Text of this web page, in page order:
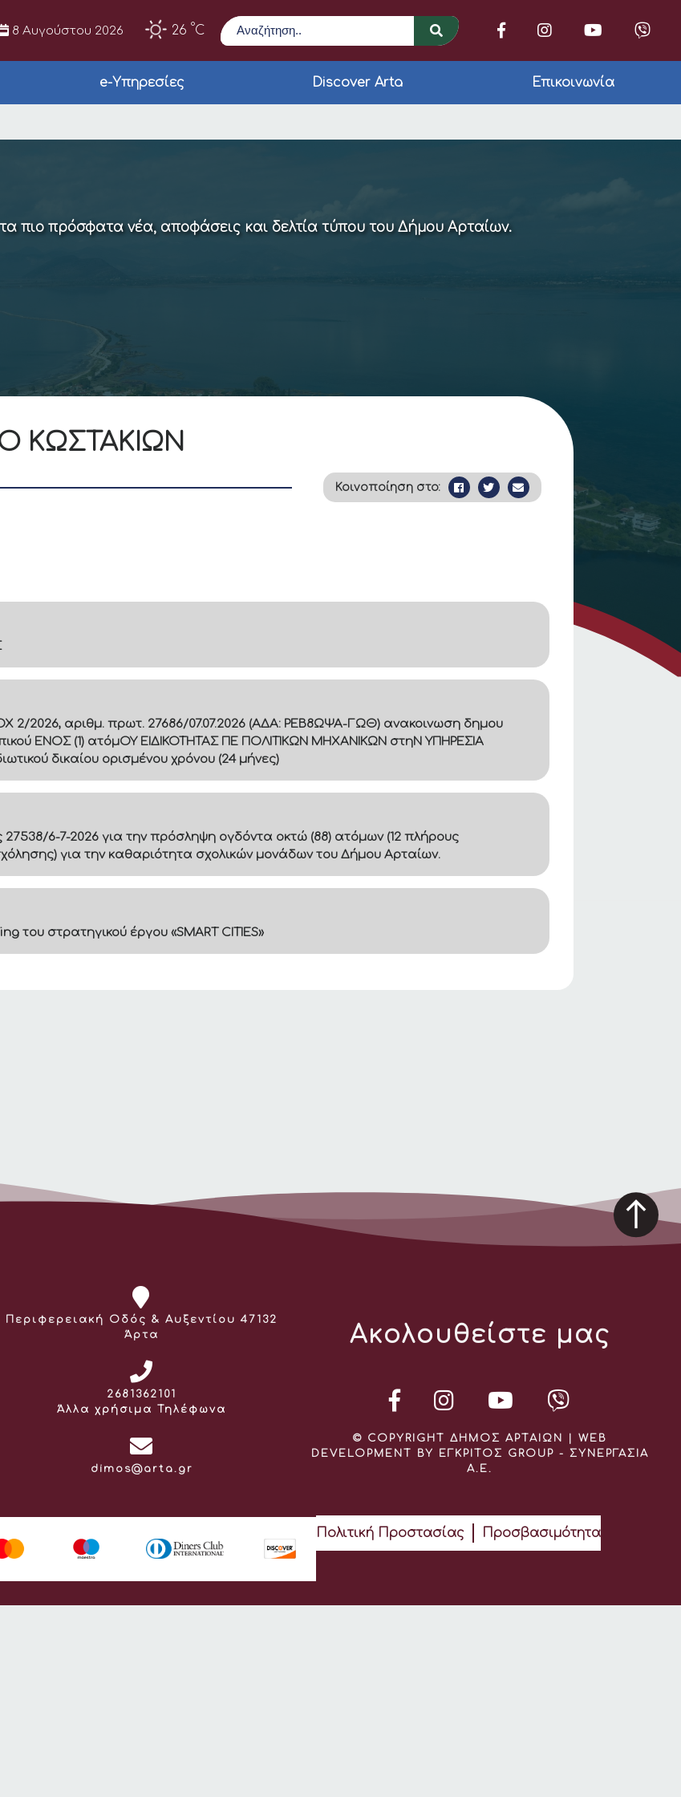
8 Αυγούστου 2026 26 °C
Αναζήτηση
e-Υπηρεσίες Discover Arta Επικοινωνία
πιο πρόσφατα νέα, αποφάσεις και δελτία τύπου του Δήμου Αρταίων.
2026, αριθμ. πρωτ. 27686/07.07.2026 (ΑΔΑ: ΡΕΒ8ΩΨΑ-ΓΩΘ) ανακοινωση δημου
ΕΝΟΣ (1) ατόμΟΥ ΕΙΔΙΚΟΤΗΤΑΣ ΠΕ ΠΟΛΙΤΙΚΩΝ ΜΗΧΑΝΙΚΩΝ στηΝ ΥΠΗΡΕΣΙΑ
δικαίου ορισμένου χρόνου (24 μήνες)
27538/6-7-2026 για την πρόσληψη ογδόντα οκτώ (88) ατόμων (12 πλήρους
για την καθαριότητα σχολικών μονάδων του Δήμου Αρταίων.
στρατηγικού έργου «SMART CITIES»
ΚΩΣΤΑΚΙΩΝ
Κοινοποίηση στο:
Διεύθυνση:
Περιφερειακή Οδός & Αυξεντίου 47132
Άρτα
Τηλέφωνο:
2681362101
Άλλα χρήσιμα Τηλέφωνα
Email:
dimos@arta.gr
Ακολουθείστε μας
© COPYRIGHT ΔΗΜΟΣ ΑΡΤΑΙΩΝ | WEB
DEVELOPMENT BY ΕΓΚΡΙΤΟΣ GROUP - ΣΥΝΕΡΓΑΣΙΑ
Α.Ε.
Πολιτική Προστασίας Προσβασιμότητα